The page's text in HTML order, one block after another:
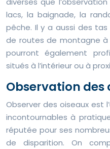
lacs, la baignade, la
pêche. Il y a aussi des
de routes de montagne à
pourront également
situés à l’intérieur ou à
Observation des
Observer des oiseaux est
incontournables à
réputée pour ses
de disparition. On